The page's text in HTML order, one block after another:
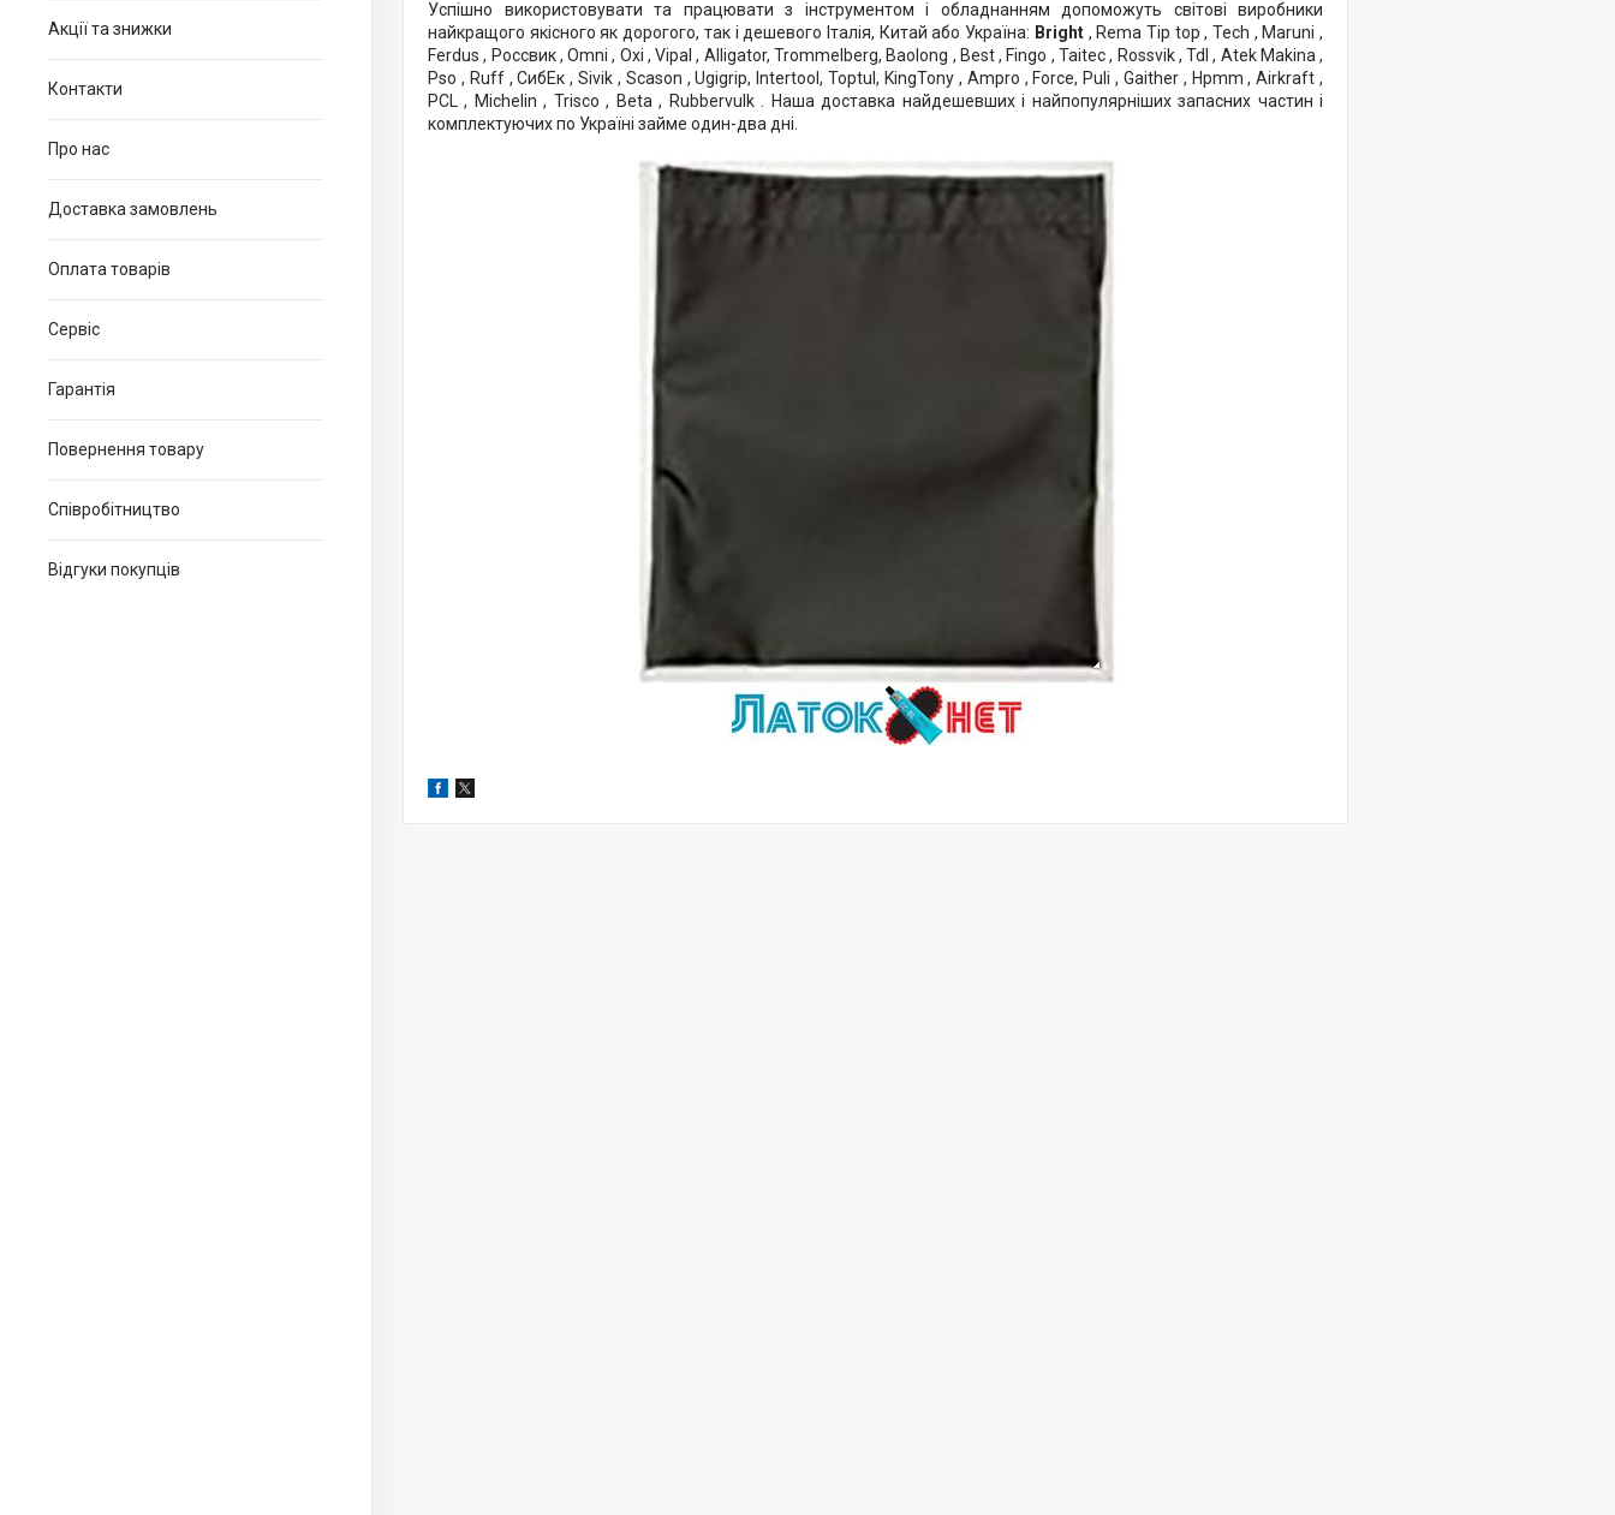
Акції та знижки
Контакти
Про нас
Доставка замовлень
Оплата товарів
Сервіс
Гарантія
Повернення товару
Співробітництво
Відгуки покупців
Успішно використовувати та працювати з інструментом і обладнанням допоможуть світові виробники
найкращого якісного як дорогого, так і дешевого Італія, Китай або Україна: Bright , Rema Tip top , Tech , Maruni ,
Ferdus , Россвик , Omni , Oxi , Vipal , Alligator, Trommelberg, Baolong , Best , Fingo , Taitec , Rossvik , Tdl , Atek Makina ,
Pso , Ruff , СибЕк , Sivik , Scason , Ugigrip, Intertool, Toptul, KingTony , Ampro , Force, Puli , Gaither , Hpmm , Airkraft ,
PCL , Michelin , Trisco , Beta , Rubbervulk . Наша доставка найдешевших і найпопулярніших запасних частин і
комплектуючих по Україні займе один-два дні.